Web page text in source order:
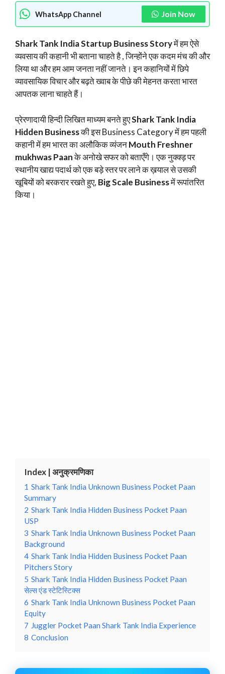
WhatsApp Channel Join Now
Shark Tank India Startup Business Storyमें हम ऐसे
व्यवसाय की कहानी भी बताना चाहते है , जिन्होंने एक कदम मंच की और
लिया था और हम आम जनता नहीं जानते। इन कहानियों में छिपे
व्यावसायिक विचार और बढ़ते ख्वाब के पीछे की मेहनत करता भारत
आपतक लाना चाहते हैं।
प्रेरणादायी हिन्दी लिखित माध्यम बनते हुएShark Tank India
Hidden Businessकी इस Business Category में हम पहली
कहानी में हम भारत का अलौकिक व्यंजनMouth Freshner
mukhwas Paanके अनोखे सफर को बताएँगे। एक नुक्क्ड़ पर
स्थानीय खाद्य पदार्थ को एक बड़े स्तर पर लाने क ख़याल से उसकी
खूबियों को बरकरार रखते हुए, Big Scale Businessमें रूपांतरित
किया।
Index | अनुक्रमणिका
1 Shark Tank India Unknown Business Pocket Paan
Summary
2 Shark Tank India Hidden Business Pocket Paan
USP
3 Shark Tank India Unknown Business Pocket Paan
Background
4 Shark Tank India Hidden Business Pocket Paan
Pitchers Story
5 Shark Tank India Hidden Business Pocket Paan
सेल्स एंड स्टेटिस्टिक्स
6 Shark Tank India Unknown Business Pocket Paan
Equity
7 Juggler Pocket Paan Shark Tank India Experience
8 Conclusion